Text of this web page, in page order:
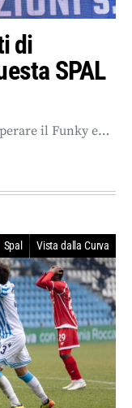
di
SPAL
il Funky e…
Spal Vista dalla Curva